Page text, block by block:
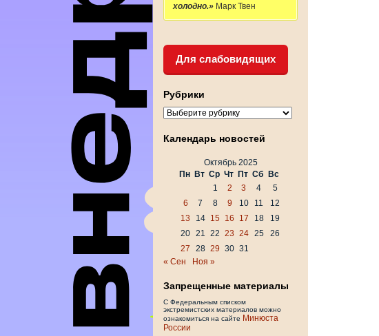
холодно.» Марк Твен
Для слабовидящих
Рубрики
Рубрики
Календарь новостей
Октябрь 2025
Пн Вт Ср Чт Пт Сб
Вс
1
2 3 4
5
6
7 8 9 10 11
12
13
14 15 16 17 18
19
20 21 22 23 24 25
26
27
28 29 30 31
« Сен
Ноя »
Запрещенные материалы
С Федеральным списком
экстремистских материалов можно
ознакомиться на сайте Минюста
России